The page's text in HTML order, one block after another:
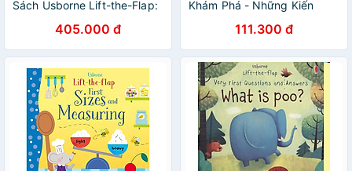
Sách Usborne Lift-the-Flap:
405.000 đ
Khám Phá - Những Kiến
111.300 đ